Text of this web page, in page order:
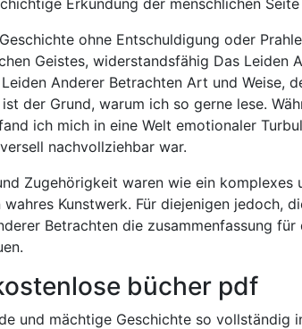
Erkundung der menschlichen
ohne Entschuldigung oder
Geistes, widerstandsfähig Das Leiden
Anderer Betrachten Art und Weise,
der Grund, warum ich so gerne lese.
ich mich in eine Welt emotionaler
nachvollziehbar war.
Zugehörigkeit waren wie ein komplexes
Kunstwerk. Für diejenigen jedoch,
Betrachten die zusammenfassung
bücher pdf
und mächtige Geschichte so vollständig